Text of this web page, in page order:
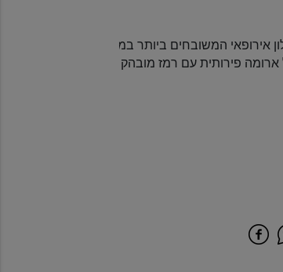
ארומה פירותית עם רמז מובהק לאגס, וטעמו